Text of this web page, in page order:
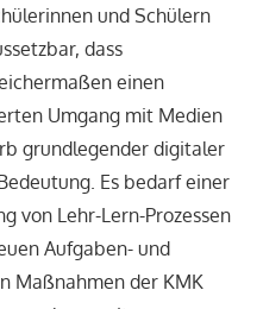
und Schülern
dass
einen
Umgang mit Medien
grundlegender digitaler
Es bedarf einer
von Lehr-Lern-Prozessen
Aufgaben- und
Maßnahmen der KMK